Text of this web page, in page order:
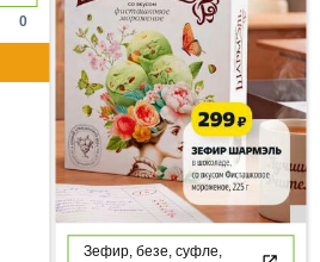
0
Зефир, безе, суфле,